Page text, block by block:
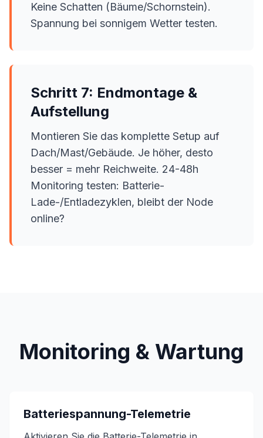
Keine Schatten (Bäume/Schornstein).
Spannung bei sonnigem Wetter testen.
Schritt 7: Endmontage &
Aufstellung
Montieren Sie das komplette Setup auf
Dach/Mast/Gebäude. Je höher, desto
besser = mehr Reichweite. 24-48h
Monitoring testen: Batterie-
Lade-/Entladezyklen, bleibt der Node
online?
Monitoring & Wartung
Batteriespannung-Telemetrie